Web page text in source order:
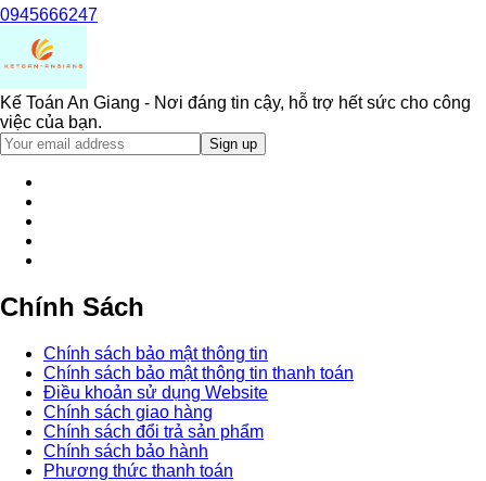
0945666247
Kế Toán An Giang - Nơi đáng tin cậy, hỗ trợ hết sức cho công
việc của bạn.
Chính Sách
Chính sách bảo mật thông tin
Chính sách bảo mật thông tin thanh toán
Điều khoản sử dụng Website
Chính sách giao hàng
Chính sách đổi trả sản phẩm
Chính sách bảo hành
Phương thức thanh toán